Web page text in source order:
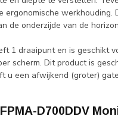
ergonomische
de onderzijde van de
1 draaipunt en is geschikt
scherm. Dit product is
u een afwijkend (groter)
D700DDV